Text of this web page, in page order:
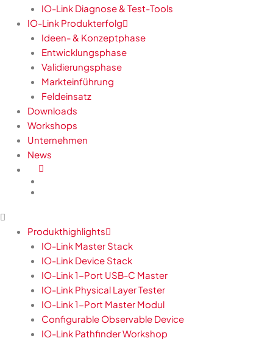
IO-Link Diagnose & Test-Tools
IO-Link Produkterfolg
Ideen- & Konzeptphase
Entwicklungsphase
Validierungsphase
Markteinführung
Feldeinsatz
Downloads
Workshops
Unternehmen
News
Produkthighlights
IO-Link Master Stack
IO-Link Device Stack
IO-Link 1-Port USB-C Master
IO-Link Physical Layer Tester
IO-Link 1-Port Master Modul
Configurable Observable Device
IO-Link Pathfinder Workshop